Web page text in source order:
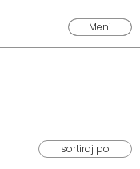
Meni